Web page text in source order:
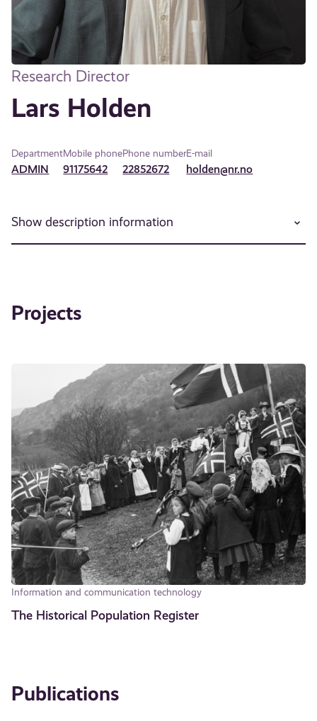
Research Director
Lars Holden
Department
ADMIN
Mobile phone
91175642
Phone number
22852672
E-mail
holden@nr.no
Show description information
Projects
Information and communication technology
The Historical Population Register
Publications